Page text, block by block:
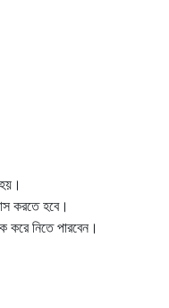
করতে হবে।
করে নিতে পারবেন।